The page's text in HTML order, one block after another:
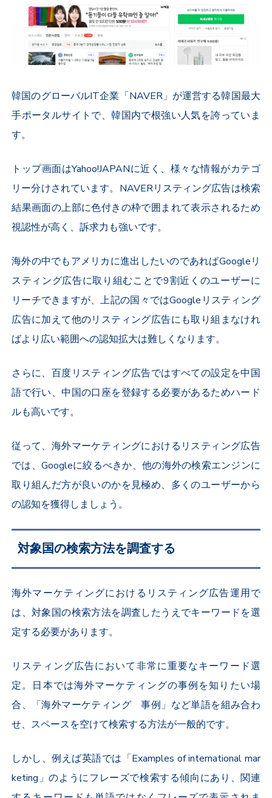
韓国のグローバルIT企業「NAVER」が運営する韓国最大
手ポータルサイトで、韓国内で根強い人気を誇っていま
す。
トップ画面はYahoo!JAPANに近く、様々な情報がカテゴ
リー分けされています。NAVERリスティング広告は検索
結果画面の上部に色付きの枠で囲まれて表示されるため
視認性が高く、訴求力も強いです。
海外の中でもアメリカに進出したいのであればGoogleリ
スティング広告に取り組むことで9割近くのユーザーに
リーチできますが、上記の国々ではGoogleリスティング
広告に加えて他のリスティング広告にも取り組まなけれ
ばより広い範囲への認知拡大は難しくなります。
さらに、百度リスティング広告ではすべての設定を中国
語で行い、中国の口座を登録する必要があるためハード
ルも高いです。
従って、海外マーケティングにおけるリスティング広告
では、Googleに絞るべきか、他の海外の検索エンジンに
取り組んだ方が良いのかを見極め、多くのユーザーから
の認知を獲得しましょう。
対象国の検索方法を調査する
海外マーケティングにおけるリスティング広告運用で
は、対象国の検索方法を調査したうえでキーワードを選
定する必要があります。
リスティング広告において非常に重要なキーワード選
定。日本では海外マーケティングの事例を知りたい場
合、「海外マーケティング 事例」など単語を組み合わ
せ、スペースを空けて検索する方法が一般的です。
しかし、例えば英語では「Examples of international mar
keting」のようにフレーズで検索する傾向にあり、関連